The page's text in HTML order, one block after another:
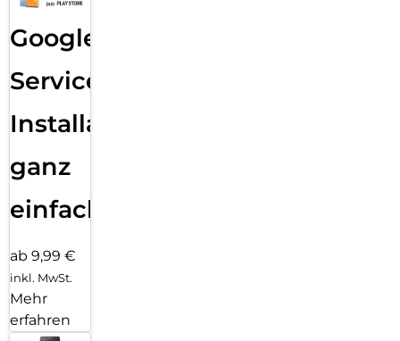
Google
Services
Installation
ganz
einfach
ab 9,99 €
inkl. MwSt.
Mehr
erfahren